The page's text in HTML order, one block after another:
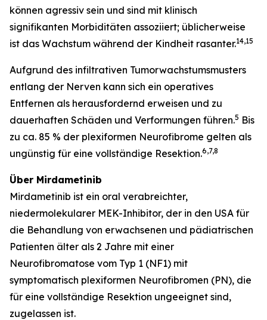
können agressiv sein und sind mit klinisch
signifikanten Morbiditäten assoziiert; üblicherweise
ist das Wachstum während der Kindheit rasanter.14,15
Aufgrund des infiltrativen Tumorwachstumsmusters
entlang der Nerven kann sich ein operatives
Entfernen als herausfordernd erweisen und zu
dauerhaften Schäden und Verformungen führen.5 Bis
zu ca. 85 % der plexiformen Neurofibrome gelten als
ungünstig für eine vollständige Resektion.6,7,8
Über Mirdametinib
Mirdametinib ist ein oral verabreichter,
niedermolekularer MEK-Inhibitor, der in den USA für
die Behandlung von erwachsenen und pädiatrischen
Patienten älter als 2 Jahre mit einer
Neurofibromatose vom Typ 1 (NF1) mit
symptomatisch plexiformen Neurofibromen (PN), die
für eine vollständige Resektion ungeeignet sind,
zugelassen ist.